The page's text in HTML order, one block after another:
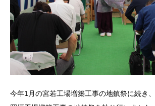
今年1月の宮若工場増築工事の地鎮祭に続き、